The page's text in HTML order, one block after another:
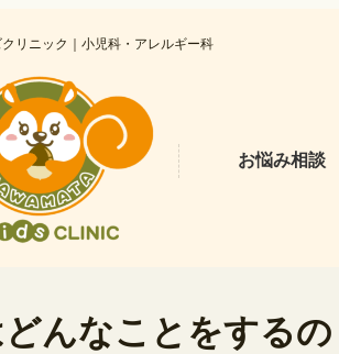
リニック｜小児科・アレルギー科
お悩み相談
んなことをするの